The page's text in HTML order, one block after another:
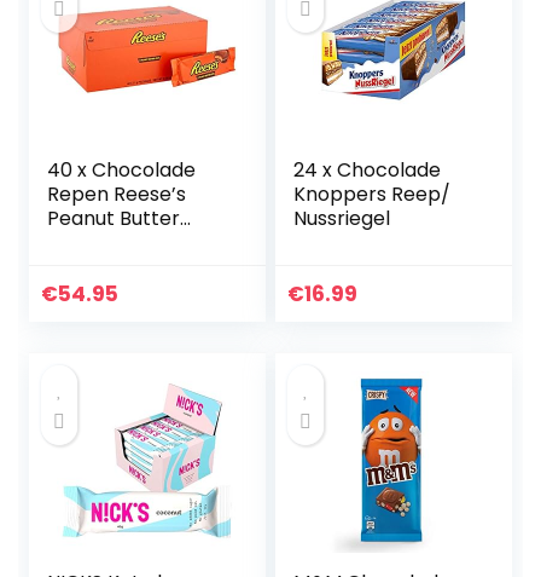
40 x Chocolade
Repen Reese’s
Peanut Butter
€54.95
24 x Chocolade
Knoppers Reep/
Nussriegel
€16.99